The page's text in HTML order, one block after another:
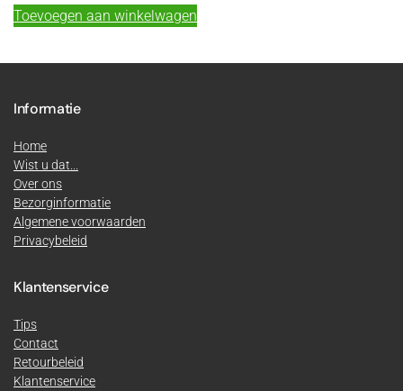
Toevoegen aan winkelwagen
Informatie
Home
Wist u dat...
Over ons
Bezorginformatie
Algemene voorwaarden
Privacybeleid
Klantenservice
Tips
Contact
Retourbeleid
Klantenservice